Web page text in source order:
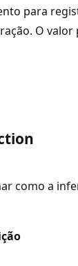
para
O
como a